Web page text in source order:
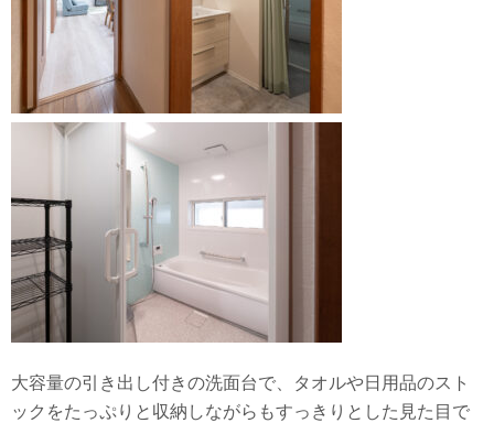
大容量の引き出し付きの洗面台で、タオルや日用品のスト
ックをたっぷりと収納しながらもすっきりとした見た目で